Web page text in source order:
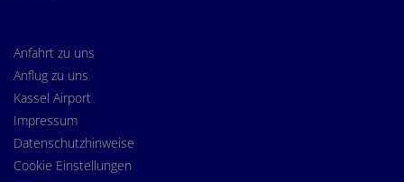
Anfahrt zu uns
Anflug zu uns
Kassel Airport
Impressum
Datenschutzhinweise
Cookie Einstellungen